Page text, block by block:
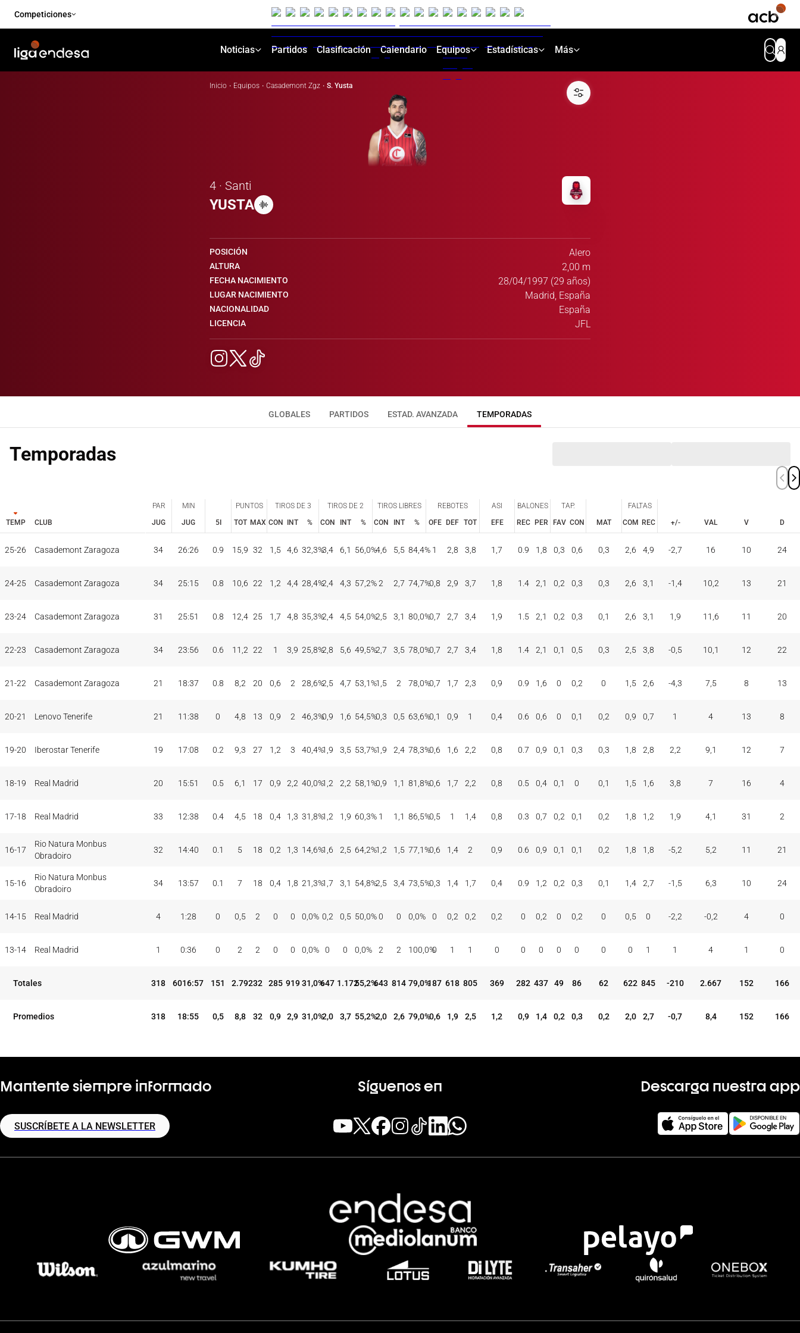
Competiciones
Noticias Partidos Clasificación Calendario Equipos Estadísticas Más
Inicio · Equipos · Casademont Zgz · S. Yusta
4 · Santi
YUSTA
POSICIÓN Alero
ALTURA 2,00 m
FECHA NACIMIENTO 28/04/1997 (29 años)
LUGAR NACIMIENTO Madrid, España
NACIONALIDAD España
LICENCIA JFL
GLOBALES PARTIDOS ESTAD. AVANZADA TEMPORADAS
Temporadas
TEMP CLUB
PAR
MIN
5I
PUNTOS TIROS DE 3 TIROS DE 2 TIROS LIBRES REBOTES ASI BALONES
TAP.
MAT
FALTAS
+/-
VAL V D
JUG JUG TOT MAX CON INT % CON INT % CON INT % OFE DEF TOT EFE REC PER FAV CON COM REC
MAT
+/-
25-26 Casademont Zaragoza 34 26:26 0.9 15,9 32 1,5 4,6 32,3%3,4 6,1 56,0%4,6 5,5 84,4% 1 2,8 3,8 1,7 0.9 1,8 0,3 0,6 0,3 2,6 4,9 -2,7 16 10 24
24-25 Casademont Zaragoza 34 25:15 0.8 10,6 22 1,2 4,4 28,4%2,4 4,3 57,2%2 2,7 74,7%0,8 2,9 3,7 1,8 1.4 2,1 0,2 0,3 0,3 2,6 3,1 -1,4 10,2 13 21
23-24 Casademont Zaragoza 31 25:51 0.8 12,4 25 1,7 4,8 35,3%2,4 4,5 54,0%2,5 3,1 80,0%0,7 2,7 3,4 1,9 1.5 2,1 0,2 0,3 0,1 2,6 3,1 1,9 11,6 11 20
22-23 Casademont Zaragoza 34 23:56 0.6 11,2 22 1 3,9 25,8%2,8 5,6 49,5%2,7 3,5 78,0%0,7 2,7 3,4 1,8 1.4 2,1 0,1 0,5 0,3 2,5 3,8 -0,5 10,1 12 22
21-22 Casademont Zaragoza 21 18:37 0.8 8,2 20 0,6 2 28,6%2,5 4,7 53,1%1,5 2 78,0%0,7 1,7 2,3 0,9 0.9 1,6 0 0,2 0 1,5 2,6 -4,3 7,5 8 13
20-21 Lenovo Tenerife 21 11:38 0 4,8 13 0,9 2 46,3%0,9 1,6 54,5%0,3 0,5 63,6%0,1 0,9 1 0,4 0.6 0,6 0 0,1 0,2 0,9 0,7 1 4 13 8
19-20 Iberostar Tenerife 19 17:08 0.2 9,3 27 1,2 3 40,4%1,9 3,5 53,7%1,9 2,4 78,3%0,6 1,6 2,2 0,8 0.7 0,9 0,1 0,3 0,3 1,8 2,8 2,2 9,1 12 7
18-19 Real Madrid 20 15:51 0.5 6,1 17 0,9 2,2 40,0%1,2 2,2 58,1%0,9 1,1 81,8%0,6 1,7 2,2 0,8 0.5 0,4 0,1 0 0,1 1,5 1,6 3,8 7 16 4
17-18 Real Madrid 33 12:38 0.4 4,5 18 0,4 1,3 31,8%1,2 1,9 60,3% 1 1,1 86,5%0,5 1 1,4 0,8 0.3 0,7 0,2 0,1 0,2 1,8 1,2 1,9 4,1 31 2
16-17
Rio Natura Monbus
Obradoiro
32 14:40 0.1 5 18 0,2 1,3 14,6%1,6 2,5 64,2%1,2 1,5 77,1%0,6 1,4 2 0,9 0.6 0,9 0,1 0,1 0,2 1,8 1,8 -5,2 5,2 11 21
15-16
Rio Natura Monbus
Obradoiro
34 13:57 0.1 7 18 0,4 1,8 21,3%1,7 3,1 54,8%2,5 3,4 73,5%0,3 1,4 1,7 0,4 0.9 1,2 0,2 0,3 0,1 1,4 2,7 -1,5 6,3 10 24
14-15 Real Madrid 4 1:28 0 0,5 2 0 0 0,0% 0,2 0,5 50,0%0 0 0,0% 0 0,2 0,2 0,2 0 0,2 0 0,2 0 0,5 0 -2,2 -0,2 4 0
13-14 Real Madrid 1 0:36 0 2 2 0 0 0,0% 0 0 0,0% 2 2 100,0%0 1 1 0 0 0 0 0 0 0 1 1 4 1 0
Totales 318 6016:57 151 2.79232 285 919 31,0%647 1.17255,2%643 814 79,0%187 618 805 369 282 437 49 86 62 622 845 -210 2.667 152 166
Promedios 318 18:55 0,5 8,8 32 0,9 2,9 31,0%2,0 3,7 55,2%2,0 2,6 79,0%0,6 1,9 2,5 1,2 0,9 1,4 0,2 0,3 0,2 2,0 2,7 -0,7 8,4 152 166
Mantente siempre informado
SUSCRÍBETE A LA NEWSLETTER
Síguenos en Descarga nuestra app